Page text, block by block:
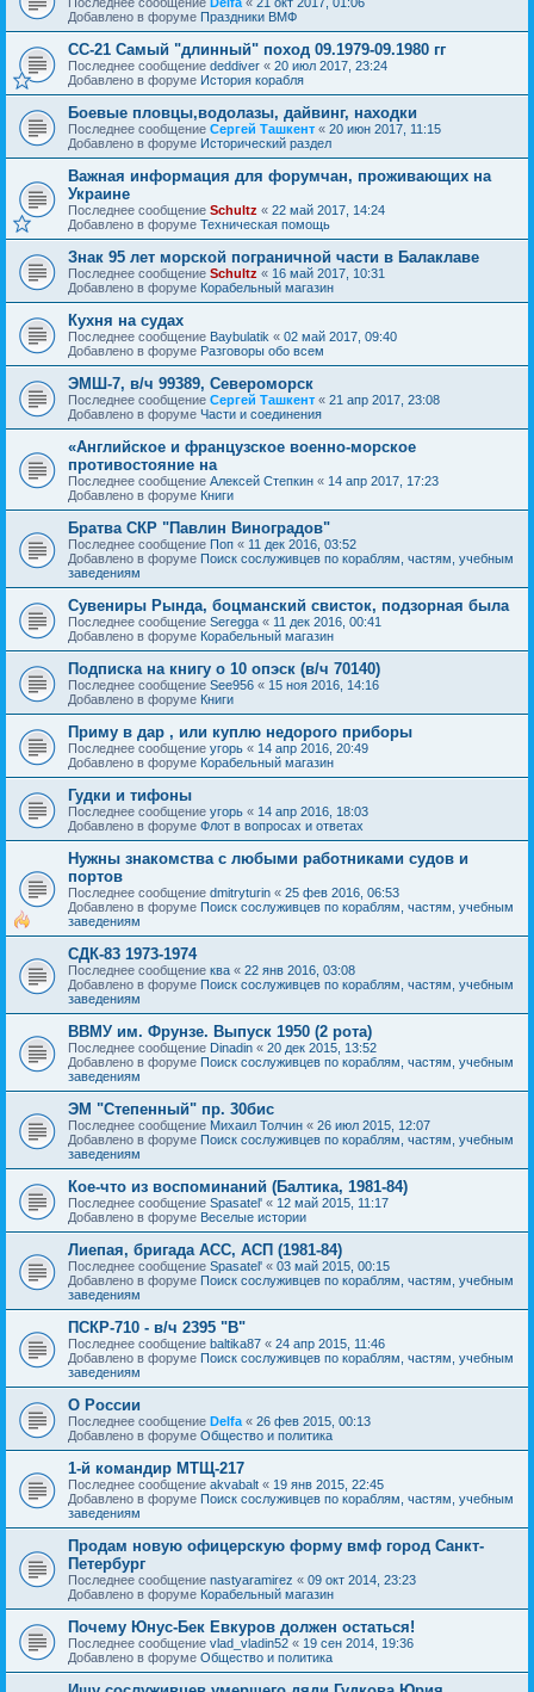
Добавлено в форуме Праздники ВМФ
СС-21 Самый "длинный" поход 09.1979-09.1980 гг
Последнее сообщение deddiver « 20 июл 2017, 23:24
Добавлено в форуме История корабля
Боевые пловцы,водолазы, дайвинг, находки
Последнее сообщение Сергей Ташкент « 20 июн 2017, 11:15
Добавлено в форуме Исторический раздел
Важная информация для форумчан, проживающих на
Украине
Последнее сообщение Schultz « 22 май 2017, 14:24
Добавлено в форуме Техническая помощь
Знак 95 лет морской пограничной части в Балаклаве
Последнее сообщение Schultz « 16 май 2017, 10:31
Добавлено в форуме Корабельный магазин
Кухня на судах
Последнее сообщение Baybulatik « 02 май 2017, 09:40
Добавлено в форуме Разговоры обо всем
ЭМШ-7, в/ч 99389, Североморск
Последнее сообщение Сергей Ташкент « 21 апр 2017, 23:08
Добавлено в форуме Части и соединения
«Английское и французское военно-морское
противостояние на
Последнее сообщение Алексей Степкин « 14 апр 2017, 17:23
Добавлено в форуме Книги
Братва СКР "Павлин Виноградов"
Последнее сообщение Поп « 11 дек 2016, 03:52
Добавлено в форуме Поиск сослуживцев по кораблям, частям, учебным
заведениям
Сувениры Рында, боцманский свисток, подзорная была
Последнее сообщение Seregga « 11 дек 2016, 00:41
Добавлено в форуме Корабельный магазин
Подписка на книгу о 10 опэск (в/ч 70140)
Последнее сообщение See956 « 15 ноя 2016, 14:16
Добавлено в форуме Книги
Приму в дар , или куплю недорого приборы
Последнее сообщение угорь « 14 апр 2016, 20:49
Добавлено в форуме Корабельный магазин
Гудки и тифоны
Последнее сообщение угорь « 14 апр 2016, 18:03
Добавлено в форуме Флот в вопросах и ответах
Нужны знакомства с любыми работниками судов и
портов
Последнее сообщение dmitryturin « 25 фев 2016, 06:53
Добавлено в форуме Поиск сослуживцев по кораблям, частям, учебным
заведениям
СДК-83 1973-1974
Последнее сообщение ква « 22 янв 2016, 03:08
Добавлено в форуме Поиск сослуживцев по кораблям, частям, учебным
заведениям
ВВМУ им. Фрунзе. Выпуск 1950 (2 рота)
Последнее сообщение Dinadin « 20 дек 2015, 13:52
Добавлено в форуме Поиск сослуживцев по кораблям, частям, учебным
заведениям
ЭМ "Степенный" пр. 30бис
Последнее сообщение Михаил Толчин « 26 июл 2015, 12:07
Добавлено в форуме Поиск сослуживцев по кораблям, частям, учебным
заведениям
Кое-что из воспоминаний (Балтика, 1981-84)
Последнее сообщение Spasatel' « 12 май 2015, 11:17
Добавлено в форуме Веселые истории
Лиепая, бригада АСС, АСП (1981-84)
Последнее сообщение Spasatel' « 03 май 2015, 00:15
Добавлено в форуме Поиск сослуживцев по кораблям, частям, учебным
заведениям
ПСКР-710 - в/ч 2395 "В"
Последнее сообщение baltika87 « 24 апр 2015, 11:46
Добавлено в форуме Поиск сослуживцев по кораблям, частям, учебным
заведениям
О России
Последнее сообщение Delfa « 26 фев 2015, 00:13
Добавлено в форуме Общество и политика
1-й командир МТЩ-217
Последнее сообщение akvabalt « 19 янв 2015, 22:45
Добавлено в форуме Поиск сослуживцев по кораблям, частям, учебным
заведениям
Продам новую офицерскую форму вмф город Санкт-
Петербург
Последнее сообщение nastyaramirez « 09 окт 2014, 23:23
Добавлено в форуме Корабельный магазин
Почему Юнус-Бек Евкуров должен остаться!
Последнее сообщение vlad_vladin52 « 19 сен 2014, 19:36
Добавлено в форуме Общество и политика